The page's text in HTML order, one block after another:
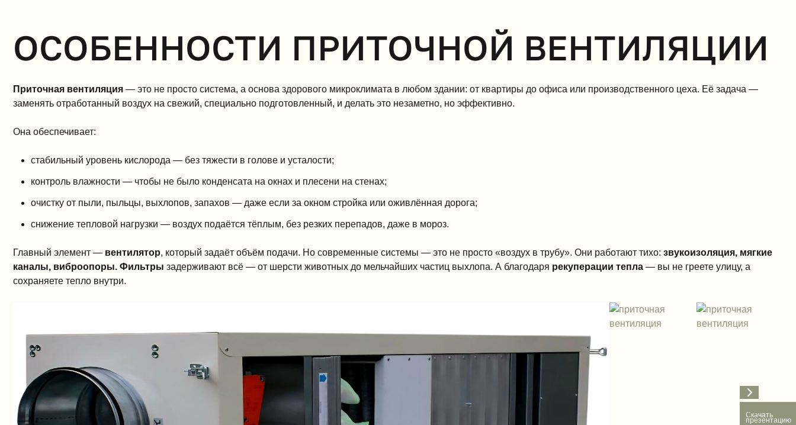
ОСОБЕННОСТИ ПРИТОЧНОЙ ВЕНТИЛЯЦИИ
Приточная вентиляция — это не просто система, а основа здорового микроклимата в любом здании: от квартиры до офиса или производственного цеха. Её задача —
заменять отработанный воздух на свежий, специально подготовленный, и делать это незаметно, но эффективно.
Она обеспечивает:
стабильный уровень кислорода — без тяжести в голове и усталости;
контроль влажности — чтобы не было конденсата на окнах и плесени на стенах;
очистку от пыли, пыльцы, выхлопов, запахов — даже если за окном стройка или оживлённая дорога;
снижение тепловой нагрузки — воздух подаётся тёплым, без резких перепадов, даже в мороз.
Главный элемент — вентилятор, который задаёт объём подачи. Но современные системы — это не просто «воздух в трубу». Они работают тихо: звукоизоляция, мягкие
каналы, виброопоры. Фильтры задерживают всё — от шерсти животных до мельчайших частиц выхлопа. А благодаря рекуперации тепла — вы не греете улицу, а
сохраняете тепло внутри.
Скачать
презентацию